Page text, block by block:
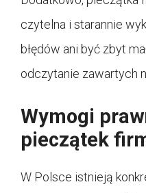
czytelna i starannie
błędów ani być zbyt
odczytanie zawartych
Wymogi
pieczątek
W Polsce istnieją